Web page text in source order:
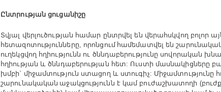
Ընտրության ցուցանիշը
Տվյալ վերլուծության համար ընտրվել են վերահսկվող բոլոր
հետազոտությունները, որոնցում համեմատվել են
ուղեկցվող հղիությունն ու ծննդաբերությունը սովորական
հղիության և ծննդաբերության հետ: Ուստի մասնակիցները
խմբի` միջամտություն ստացող և ստուգիչ: Միջամտությունը
շարունակական աջակցությունն է կամ բուժաշխատողի (